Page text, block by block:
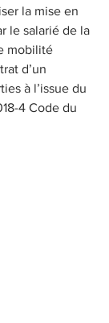
la mise en
le salarié de la
mobilité
d’un
à l’issue du
4 Code du